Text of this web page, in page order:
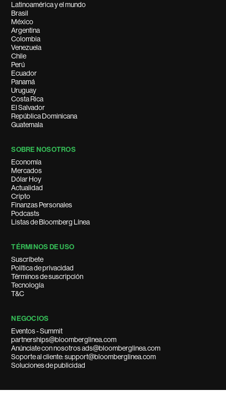
Latinoamérica y el mundo
Brasil
México
Argentina
Colombia
Venezuela
Chile
Perú
Ecuador
Panamá
Uruguay
Costa Rica
El Salvador
República Dominicana
Guatemala
SOBRE NOSOTROS
Economía
Mercados
Dólar Hoy
Actualidad
Cripto
Finanzas Personales
Podcasts
Listas de Bloomberg Línea
TÉRMINOS DE USO
Suscríbete
Política de privacidad
Términos de suscripción
Tecnología
T&C
NEGOCIOS
Eventos - Summit
partnerships@bloomberglinea.com
Anúnciate con nosotros ads@bloomberglinea.com
Soporte al cliente: support@bloomberglinea.com
Soluciones de publicidad